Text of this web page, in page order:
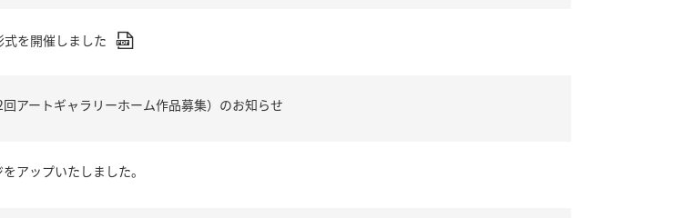
を開催しました
アートギャラリーホーム作品募集）のお知らせ
アップいたしました。